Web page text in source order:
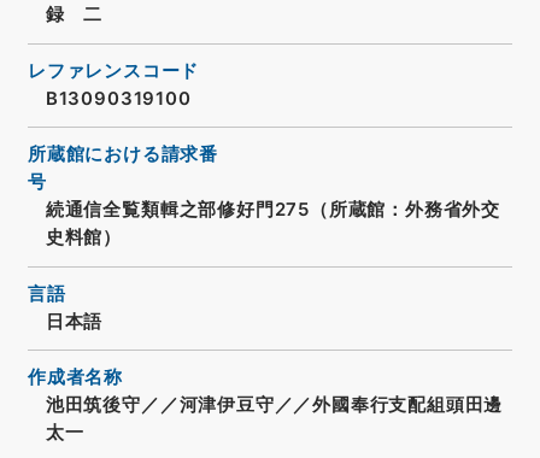
録 二
レファレンスコード
B13090319100
所蔵館における請求番
号
続通信全覧類輯之部修好門275（所蔵館：外務省外交
史料館）
言語
日本語
作成者名称
池田筑後守／／河津伊豆守／／外國奉行支配組頭田邊
太一